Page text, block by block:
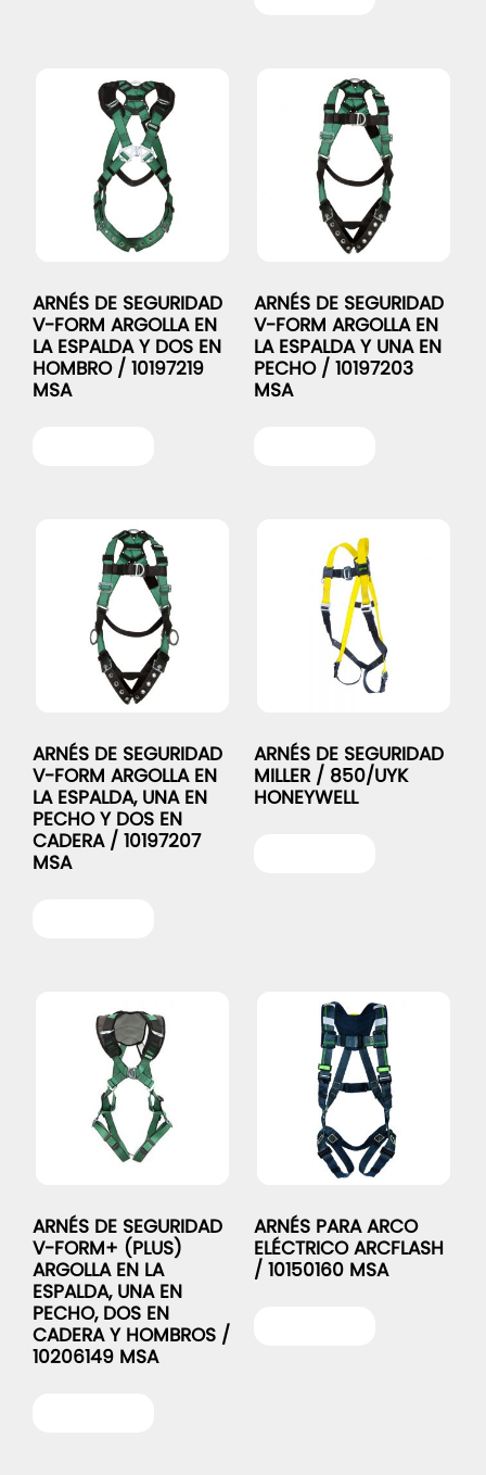
ARNÉS DE SEGURIDAD
V-FORM ARGOLLA EN
LA ESPALDA Y DOS EN
HOMBRO / 10197219
MSA
ARNÉS DE SEGURIDAD
V-FORM ARGOLLA EN
LA ESPALDA Y UNA EN
PECHO / 10197203
MSA
ARNÉS DE SEGURIDAD
V-FORM ARGOLLA EN
LA ESPALDA, UNA EN
PECHO Y DOS EN
CADERA / 10197207
MSA
ARNÉS DE SEGURIDAD
MILLER / 850/UYK
HONEYWELL
ARNÉS DE SEGURIDAD
V-FORM+ (PLUS)
ARGOLLA EN LA
ESPALDA, UNA EN
PECHO, DOS EN
CADERA Y HOMBROS /
10206149 MSA
ARNÉS PARA ARCO
ELÉCTRICO ARCFLASH
/ 10150160 MSA